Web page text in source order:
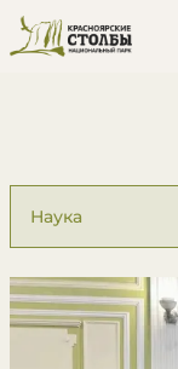
Категория